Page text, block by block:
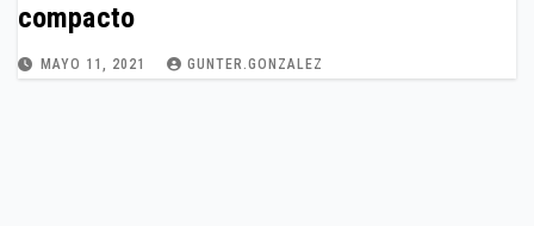
compacto
MAYO 11, 2021 GUNTER.GONZALEZ